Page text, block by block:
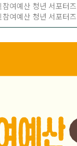
여예산 청년 서포터
참여예산 청년 서포터